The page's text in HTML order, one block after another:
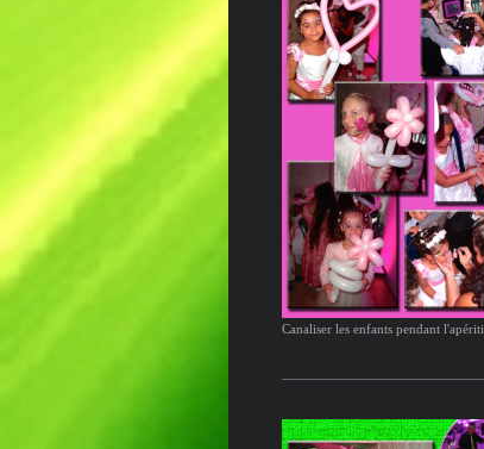
Canaliser les enfants pendant